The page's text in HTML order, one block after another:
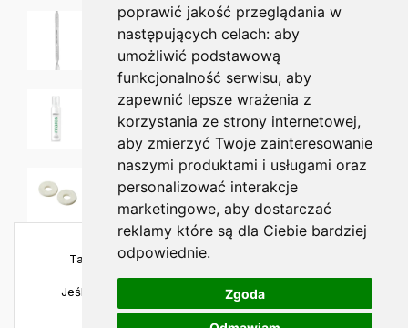
poprawić jakość przeglądania w
następujących celach: aby
umożliwić podstawową
funkcjonalność serwisu, aby
zapewnić lepsze wrażenia z
korzystania ze strony internetowej,
aby zmierzyć Twoje zainteresowanie
naszymi produktami i usługami oraz
personalizować interakcje
marketingowe, aby dostarczać
reklamy które są dla Ciebie bardziej
odpowiednie.
Zgoda
Staleks kopytko EXPERT PE-30/5
45.00zł 40.50zł
63.00zł
Odciążenia filcowe Hapla okrągłe - duże
Od:26.00zł
Ta strona używa plików cookies, aby zapewnić
najlepszą jakość korzystania.
Jeśli chcesz sprawdzić szczegóły, odwiedź naszą
politykę prywatności.